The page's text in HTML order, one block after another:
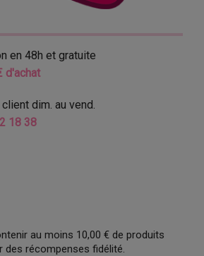
en 48h et gratuite
d'achat
dim. au vend.
18 38
au moins 10,00 € de produits
des récompenses fidélité.